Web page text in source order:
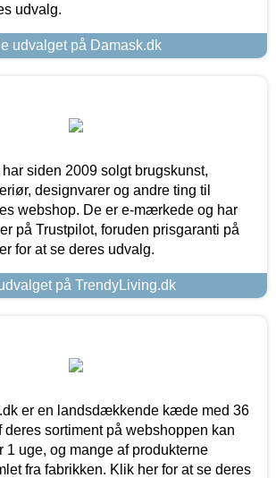
udvalg.
udvalget på Damask.dk
siden 2009 solgt brugskunst,
designvarer og andre ting til
webshop. De er e-mærkede og har
på Trustpilot, foruden prisgaranti på
for at se deres udvalg.
på TrendyLiving.dk
er en landsdækkende kæde med 36
deres sortiment på webshoppen kan
1 uge, og mange af produkterne
fra fabrikken. Klik her for at se deres